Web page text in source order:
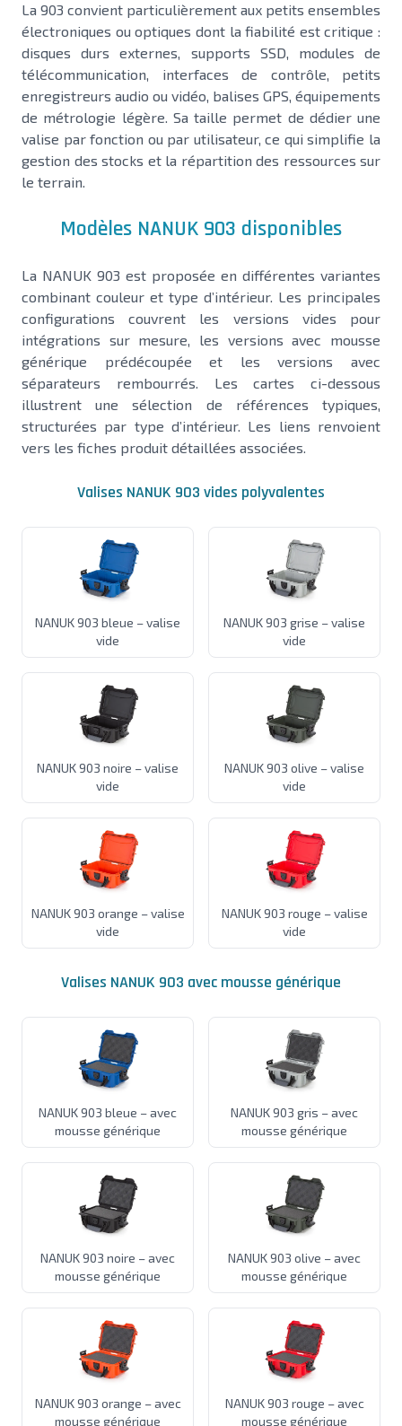
La 903 convient particulièrement aux petits ensembles
électroniques ou optiques dont la fiabilité est critique :
disques durs externes, supports SSD, modules de
télécommunication, interfaces de contrôle, petits
enregistreurs audio ou vidéo, balises GPS, équipements
de métrologie légère. Sa taille permet de dédier une
valise par fonction ou par utilisateur, ce qui simplifie la
gestion des stocks et la répartition des ressources sur
le terrain.
Modèles NANUK 903 disponibles
La NANUK 903 est proposée en différentes variantes
combinant couleur et type d’intérieur. Les principales
configurations couvrent les versions vides pour
intégrations sur mesure, les versions avec mousse
générique prédécoupée et les versions avec
séparateurs rembourrés. Les cartes ci-dessous
illustrent une sélection de références typiques,
structurées par type d’intérieur. Les liens renvoient
vers les fiches produit détaillées associées.
Valises NANUK 903 vides polyvalentes
NANUK 903 bleue – valise
vide
NANUK 903 grise – valise
vide
NANUK 903 noire – valise
vide
NANUK 903 olive – valise
vide
NANUK 903 orange – valise
vide
NANUK 903 rouge – valise
vide
Valises NANUK 903 avec mousse générique
NANUK 903 bleue – avec
mousse générique
NANUK 903 gris – avec
mousse générique
NANUK 903 noire – avec
mousse générique
NANUK 903 olive – avec
mousse générique
NANUK 903 orange – avec
mousse générique
NANUK 903 rouge – avec
mousse générique